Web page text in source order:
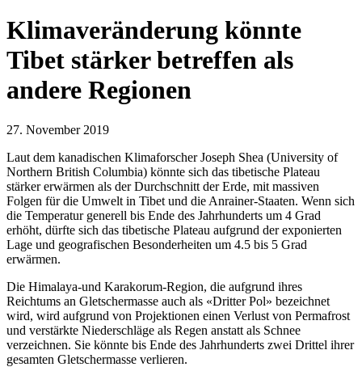
Klimaveränderung könnte
Tibet stärker betreffen als
andere Regionen
27. November 2019
Laut dem kanadischen Klimaforscher Joseph Shea (University of
Northern British Columbia) könnte sich das tibetische Plateau
stärker erwärmen als der Durchschnitt der Erde, mit massiven
Folgen für die Umwelt in Tibet und die Anrainer-Staaten. Wenn sich
die Temperatur generell bis Ende des Jahrhunderts um 4 Grad
erhöht, dürfte sich das tibetische Plateau aufgrund der exponierten
Lage und geografischen Besonderheiten um 4.5 bis 5 Grad
erwärmen.
Die Himalaya-und Karakorum-Region, die aufgrund ihres
Reichtums an Gletschermasse auch als «Dritter Pol» bezeichnet
wird, wird aufgrund von Projektionen einen Verlust von Permafrost
und verstärkte Niederschläge als Regen anstatt als Schnee
verzeichnen. Sie könnte bis Ende des Jahrhunderts zwei Drittel ihrer
gesamten Gletschermasse verlieren.